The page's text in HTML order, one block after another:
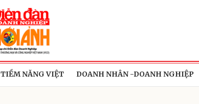
TIỀM NĂNG VIỆT DOANH NHÂN -DOANH NGHIỆP